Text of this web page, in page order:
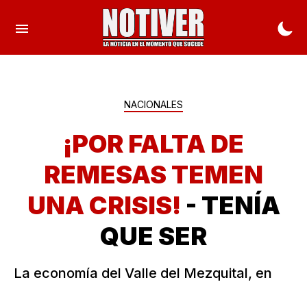
NACIONALES
¡POR FALTA DE
REMESAS TEMEN
UNA CRISIS! - TENÍA
QUE SER
La economía del Valle del Mezquital, en